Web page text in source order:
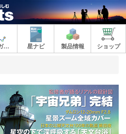
星空ガイド 星ナビ 製品情報 ショップ